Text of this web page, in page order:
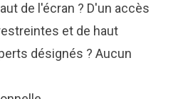
de l'écran ? D'un accès
et de haut
désignés ? Aucun